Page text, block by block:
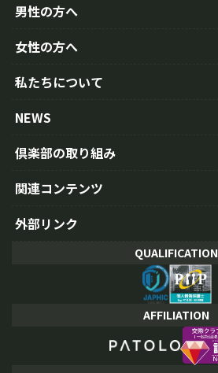
男性の方へ
女性の方へ
私たちについて
NEWS
倶楽部の取り組み
関連コンテンツ
外部リンク
QUALIFICATION
AFFILIATION